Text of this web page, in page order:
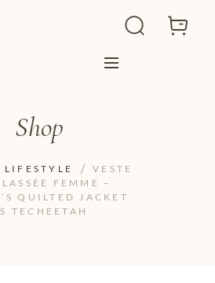
Shop
LIFESTYLE
VESTE
FEMME –
QUILTED JACKET
TECHEETAH